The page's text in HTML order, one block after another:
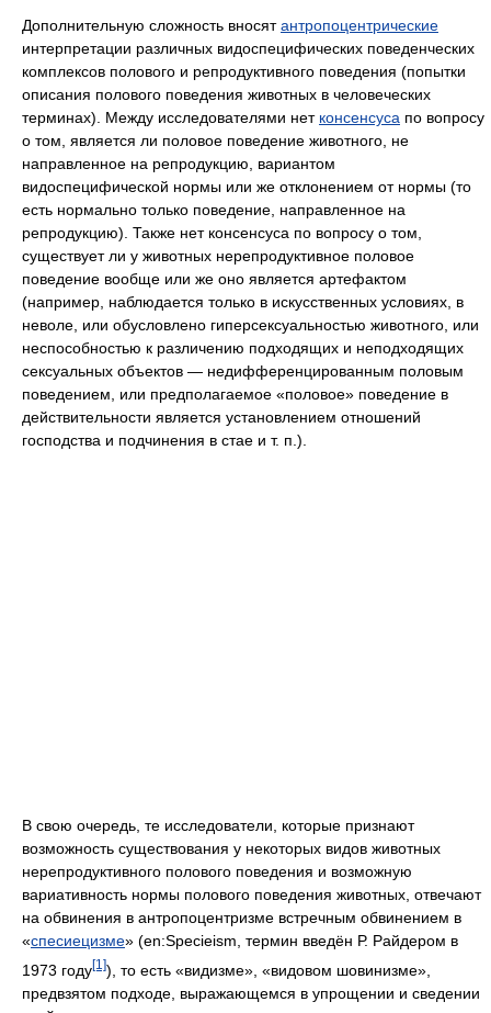
Дополнительную сложность вносятантропоцентрические
интерпретации различных видоспецифических поведенческих
комплексов полового и репродуктивного поведения (попытки
описания полового поведения животных в человеческих
терминах). Между исследователями нет консенсуса по вопросу
о том, является ли половое поведение животного, не
направленное на репродукцию, вариантом
видоспецифической нормы или же отклонением от нормы (то
есть нормально только поведение, направленное на
репродукцию). Также нет консенсуса по вопросу о том,
существует ли у животных нерепродуктивное половое
поведение вообще или же оно является артефактом
(например, наблюдается только в искусственных условиях, в
неволе, или обусловлено гиперсексуальностью животного, или
неспособностью к различению подходящих и неподходящих
сексуальных объектов — недифференцированным половым
поведением, или предполагаемое «половое» поведение в
действительности является установлением отношений
господства и подчинения в стае и т. п.).
В свою очередь, те исследователи, которые признают
возможность существования у некоторых видов животных
нерепродуктивного полового поведения и возможную
вариативность нормы полового поведения животных, отвечают
на обвинения в антропоцентризме встречным обвинением в
«спесиецизме» (en:Specieism, термин введён Р. Райдером в
1973 году[1]), то есть «видизме», «видовом шовинизме»,
предвзятом подходе, выражающемся в упрощении и сведении